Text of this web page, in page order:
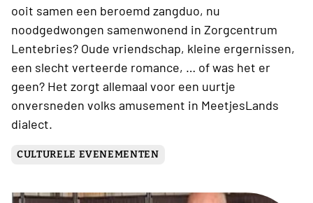
ooit samen een beroemd zangduo, nu
noodgedwongen samenwonend in Zorgcentrum
Lentebries? Oude vriendschap, kleine ergernissen,
een slecht verteerde romance, … of was het er
geen? Het zorgt allemaal voor een uurtje
onversneden volks amusement in MeetjesLands
dialect.
CULTURELE EVENEMENTEN